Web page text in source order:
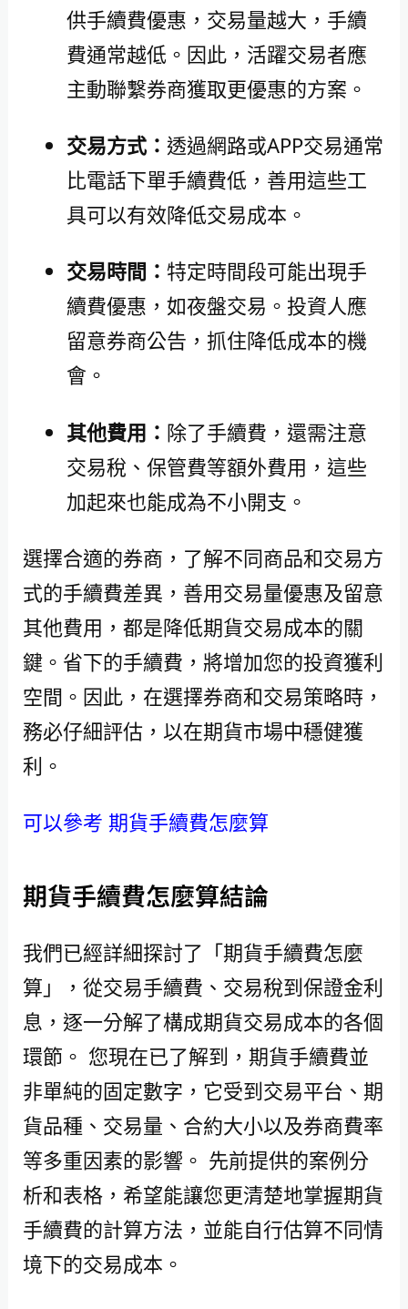
供手續費優惠，交易量越大，手續
費通常越低。因此，活躍交易者應
主動聯繫券商獲取更優惠的方案。
交易方式： 透過網路或APP交易通常
比電話下單手續費低，善用這些工
具可以有效降低交易成本。
交易時間： 特定時間段可能出現手
續費優惠，如夜盤交易。投資人應
留意券商公告，抓住降低成本的機
會。
其他費用： 除了手續費，還需注意
交易稅、保管費等額外費用，這些
加起來也能成為不小開支。
選擇合適的券商，了解不同商品和交易方
式的手續費差異，善用交易量優惠及留意
其他費用，都是降低期貨交易成本的關
鍵。省下的手續費，將增加您的投資獲利
空間。因此，在選擇券商和交易策略時，
務必仔細評估，以在期貨市場中穩健獲
利。
可以參考 期貨手續費怎麼算
期貨手續費怎麼算結論
我們已經詳細探討了「期貨手續費怎麼
算」，從交易手續費、交易稅到保證金利
息，逐一分解了構成期貨交易成本的各個
環節。 您現在已了解到，期貨手續費並
非單純的固定數字，它受到交易平台、期
貨品種、交易量、合約大小以及券商費率
等多重因素的影響。 先前提供的案例分
析和表格，希望能讓您更清楚地掌握期貨
手續費的計算方法，並能自行估算不同情
境下的交易成本。